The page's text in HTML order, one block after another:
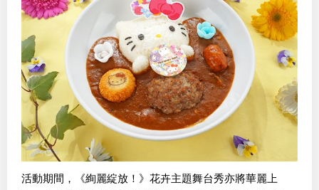
活動期間，《絢麗綻放！》花卉主題舞台秀亦將華麗上